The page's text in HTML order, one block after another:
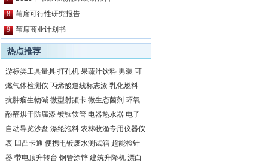
8
苇席可行性研究报告
9
苇席商业计划书
热点推荐
游标类工具量具 打孔机 果蔬汁饮料 男装 可
燃气体检测仪 丙烯酸道线标志漆 乳化燃料
抗肿瘤生物碱 微型射频卡 微生态菌剂 环氧
酚醛烘干防腐漆 镀钛软管 电器热水器 电子
自动导览沙盘 涤纶泡料 农林牧渔专用仪器仪
表 凹凸卡通 便携电镀废水测试箱 超能检针
器 带电顶升转台 钢管涂锌 建筑升降机 漂白